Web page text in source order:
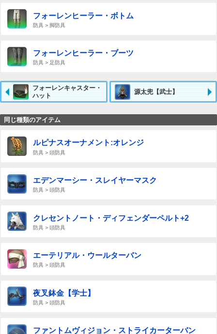
フォーレンヒーラー・ボトム
防具 > 脚防具
フォーレンヒーラー・ブーツ
防具 > 足防具
フォーレンキャスター・
ハット
源太兜【武士】
同じ種類のアイテム
ルピナスオーナメント:オレンジ
防具 > 頭防具
エデンマーシー・スレイヤーマスク
防具 > 頭防具
クレセントノート・ディフェンダーペルト+2
防具 > 頭防具
エーテリアル・ウールターバン
防具 > 頭防具
夜叉鉢金【学士】
防具 > 頭防具
ファントムヴィジョン・ストライカーターバン